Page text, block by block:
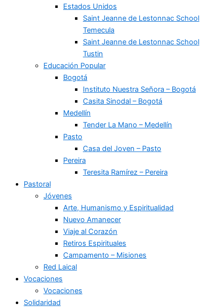
Estados Unidos
Saint Jeanne de Lestonnac School
Temecula
Saint Jeanne de Lestonnac School
Tustin
Educación Popular
Bogotá
Instituto Nuestra Señora – Bogotá
Casita Sinodal – Bogotá
Medellín
Tender La Mano – Medellín
Pasto
Casa del Joven – Pasto
Pereira
Teresita Ramírez – Pereira
Pastoral
Jóvenes
Arte, Humanismo y Espiritualidad
Nuevo Amanecer
Viaje al Corazón
Retiros Espirituales
Campamento – Misiones
Red Laical
Vocaciones
Vocaciones
Solidaridad